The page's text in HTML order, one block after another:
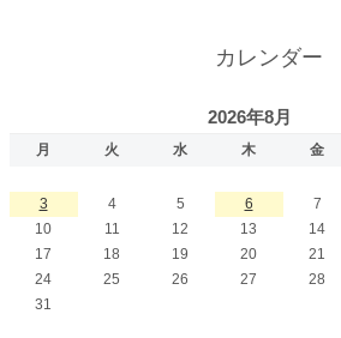
カレンダー
2026年8月
月 火 水 木 金
3
4 5 6 7
10
11 12 13 14
17
18 19 20 21
24
25 26 27 28
31